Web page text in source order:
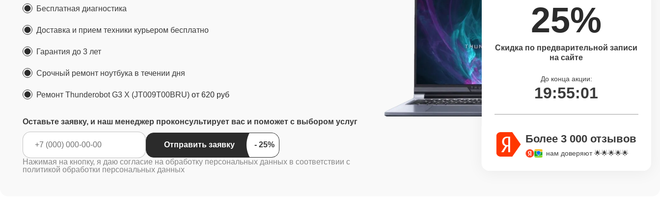
Бесплатная диагностика
Доставка и прием техники курьером бесплатно
Гарантия до 3 лет
Срочный ремонт ноутбука в течении дня
Ремонт Thunderobot G3 X (JT009T00BRU) от 620 руб
Оставьте заявку, и наш менеджер проконсультирует вас и поможет с выбором услуг
Отправить заявку
Нажимая на кнопку, я даю согласие на обработку персональных данных в соответствии с
политикой обработки персональных данных
25%
Скидка по предварительной записи
на сайте
До конца акции:
19:55:00
Более 3 000 отзывов
нам доверяют 🌟🌟🌟🌟🌟